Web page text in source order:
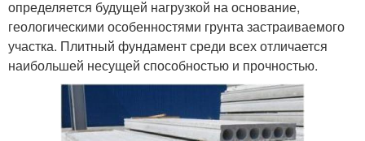
определяется будущей нагрузкой на основание,
геологическими особенностями грунта застраиваемого
участка. Плитный фундамент среди всех отличается
наибольшей несущей способностью и прочностью.